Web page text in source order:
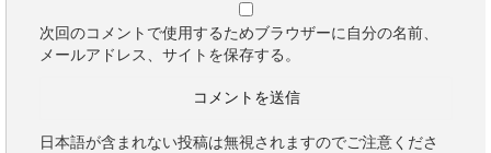
次回のコメントで使用するためブラウザーに自分の名前、
メールアドレス、サイトを保存する。
日本語が含まれない投稿は無視されますのでご注意くださ